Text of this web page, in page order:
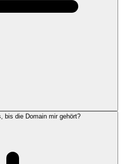
bis die Domain mir gehört?